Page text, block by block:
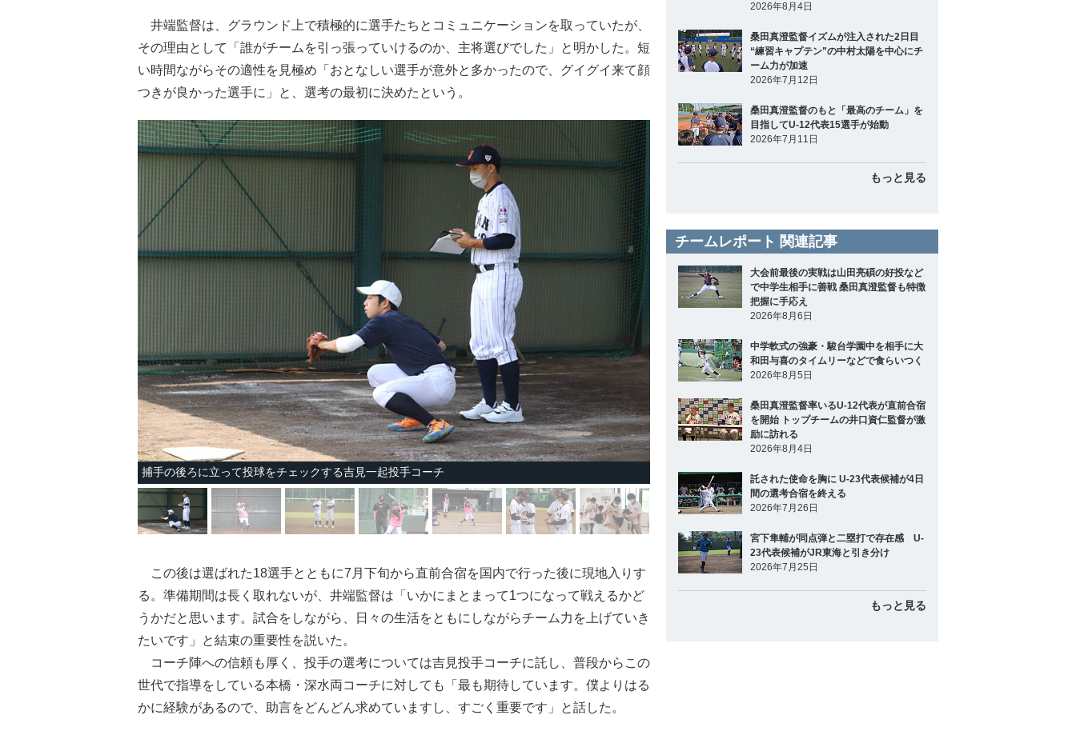
井端監督は、グラウンド上で積極的に選手たちとコミュニケーションを取っていたが、
その理由として「誰がチームを引っ張っていけるのか、主将選びでした」と明かした。短
い時間ながらその適性を見極め「おとなしい選手が意外と多かったので、グイグイ来て顔
つきが良かった選手に」と、選考の最初に決めたという。
捕手の後ろに立って投球をチェックする吉見一起投手コーチ
この後は選ばれた18選手とともに7月下旬から直前合宿を国内で行った後に現地入りす
る。準備期間は長く取れないが、井端監督は「いかにまとまって1つになって戦えるかど
うかだと思います。試合をしながら、日々の生活をともにしながらチーム力を上げていき
たいです」と結束の重要性を説いた。
コーチ陣への信頼も厚く、投手の選考については吉見投手コーチに託し、普段からこの
世代で指導をしている本橋・深水両コーチに対しても「最も期待しています。僕よりはる
かに経験があるので、助言をどんどん求めていますし、すごく重要です」と話した。
2026年8月4日
桑田真澄監督イズムが注入された2日目
“練習キャプテン”の中村太陽を中心にチ
ーム力が加速
2026年7月12日
桑田真澄監督のもと「最高のチーム」を
目指してU-12代表15選手が始動
2026年7月11日
もっと見る
チームレポート 関連記事
大会前最後の実戦は山田亮碩の好投など
で中学生相手に善戦 桑田真澄監督も特徴
把握に手応え
2026年8月6日
中学軟式の強豪・駿台学園中を相手に大
和田与喜のタイムリーなどで食らいつく
2026年8月5日
桑田真澄監督率いるU-12代表が直前合宿
を開始 トップチームの井口資仁監督が激
励に訪れる
2026年8月4日
託された使命を胸に U-23代表候補が4日
間の選考合宿を終える
2026年7月26日
宮下隼輔が同点弾と二塁打で存在感 U-
23代表候補がJR東海と引き分け
2026年7月25日
もっと見る